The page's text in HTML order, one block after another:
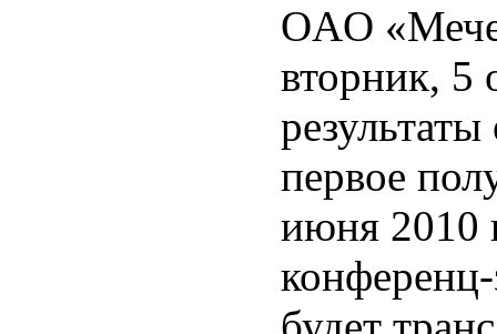
OAO
вторник, 5
первое
июня 2010